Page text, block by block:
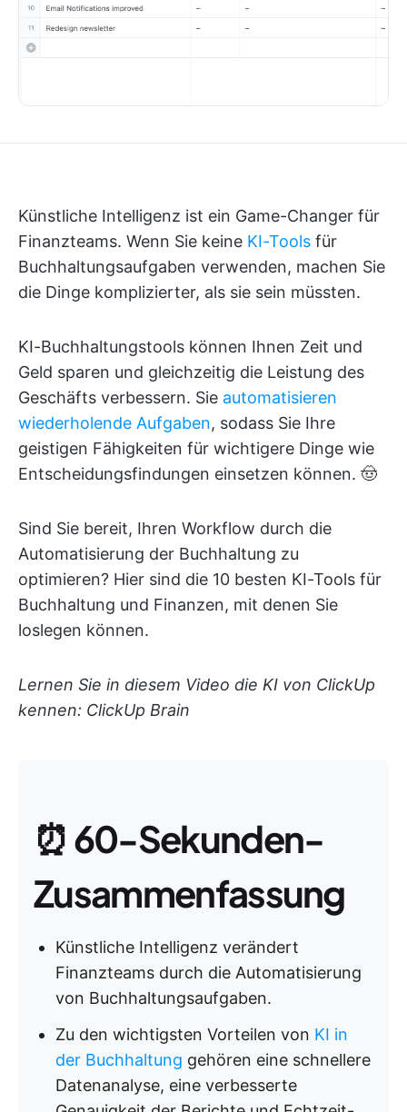
Künstliche Intelligenz ist ein Game-Changer für
Finanzteams. Wenn Sie keine KI-Tools für
Buchhaltungsaufgaben verwenden, machen Sie
die Dinge komplizierter, als sie sein müssten.
KI-Buchhaltungstools können Ihnen Zeit und
Geld sparen und gleichzeitig die Leistung des
Geschäfts verbessern. Sie automatisieren
wiederholende Aufgaben, sodass Sie Ihre
geistigen Fähigkeiten für wichtigere Dinge wie
Entscheidungsfindungen einsetzen können. 🤠
Sind Sie bereit, Ihren Workflow durch die
Automatisierung der Buchhaltung zu
optimieren? Hier sind die 10 besten KI-Tools für
Buchhaltung und Finanzen, mit denen Sie
loslegen können.
Lernen Sie in diesem Video die KI von ClickUp
kennen: ClickUp Brain
⏰60-Sekunden-
Zusammenfassung
Künstliche Intelligenz verändert
Finanzteams durch die Automatisierung
von Buchhaltungsaufgaben.
Zu den wichtigsten Vorteilen von KI in
der Buchhaltung gehören eine schnellere
Datenanalyse, eine verbesserte